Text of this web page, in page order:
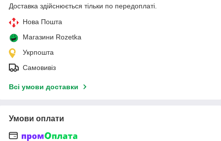
Доставка здійснюється тільки по передоплаті.
Нова Пошта
Магазини Rozetka
Укрпошта
Самовивіз
Всі умови доставки
Умови оплати